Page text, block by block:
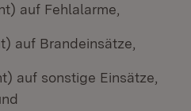
auf Fehlalarme,
auf Brandeinsätze,
auf sonstige Einsätze,